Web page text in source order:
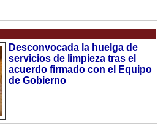
Desconvocada la huelga de
servicios de limpieza tras el
acuerdo firmado con el Equipo
de Gobierno